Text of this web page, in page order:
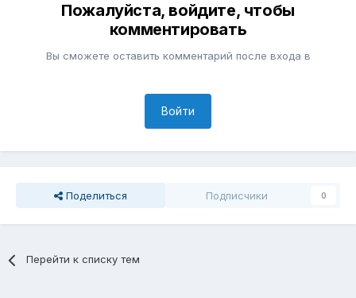
Пожалуйста, войдите, чтобы
комментировать
Вы сможете оставить комментарий после входа в
Войти
Поделиться Подписчики 0
Перейти к списку тем